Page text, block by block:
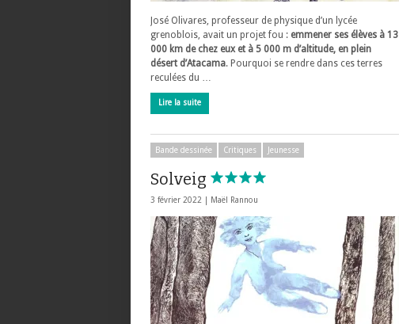
José Olivares, professeur de physique d’un lycée
grenoblois, avait un projet fou : emmener ses élèves à 13
000 km de chez eux et à 5 000 m d’altitude, en plein
désert d’Atacama. Pourquoi se rendre dans ces terres
reculées du …
Lire la suite
Bande dessinée Critiques Jeunesse
Solveig
3 février 2022 | Maël Rannou